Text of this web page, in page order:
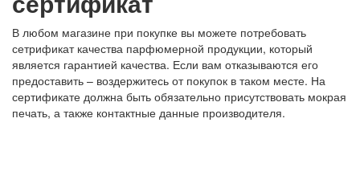
В любом магазине при покупке вы можете потребовать
сетрификат качества парфюмерной продукции, который
является гарантией качества. Если вам отказываются его
предоставить – воздержитесь от покупок в таком месте. На
сертификате должна быть обязательно присутствовать мокрая
печать, а также контактные данные производителя.